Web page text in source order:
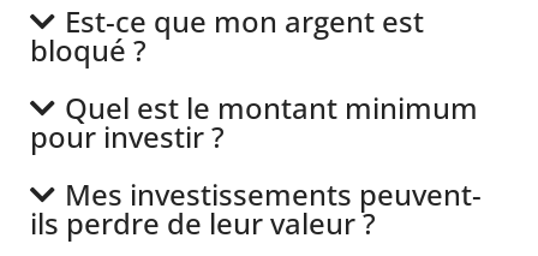
Est-ce que mon argent est
bloqué ?
Quel est le montant minimum
pour investir ?
Mes investissements peuvent-
ils perdre de leur valeur ?